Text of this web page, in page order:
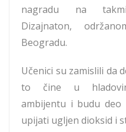
nagradu na
Dizajnaton,
Beogradu.
Učenici su zamislili da
to čine u
ambijentu i budu deo
upijati ugljen dioksid i